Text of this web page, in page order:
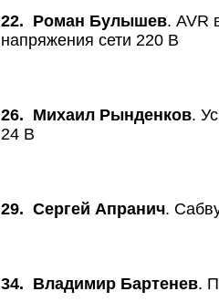
22. Роман Булышев. AVR
напряжения сети 220 В
26. Михаил Рынденков.
24 В
29. Сергей Апранич.
34. Владимир Бартенев.